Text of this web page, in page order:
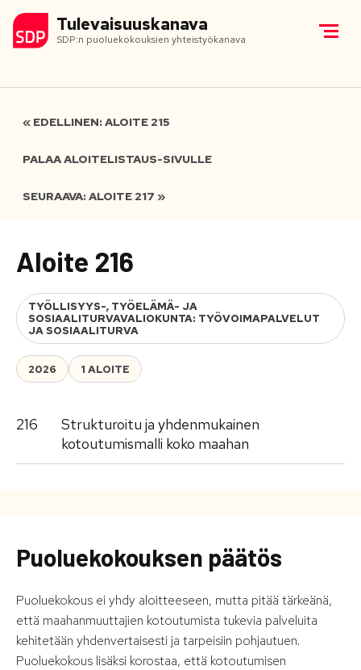
Tulevaisuuskanava
SDP:n puoluekokouksien yhteistyökanava
« EDELLINEN: ALOITE 215
PALAA ALOITELISTAUS-SIVULLE
SEURAAVA: ALOITE 217 »
Aloite 216
TYÖLLISYYS-, TYÖELÄMÄ- JA
SOSIAALITURVAVALIOKUNTA: TYÖVOIMAPALVELUT
JA SOSIAALITURVA
2026 1 ALOITE
216
Strukturoitu ja yhdenmukainen
kotoutumismalli koko maahan
Puoluekokouksen päätös
Puoluekokous ei yhdy aloitteeseen, mutta pitää tärkeänä,
että maahanmuuttajien kotoutumista tukevia palveluita
kehitetään yhdenvertaisesti ja tarpeisiin pohjautuen.
Puoluekokous lisäksi korostaa, että kotoutumisen